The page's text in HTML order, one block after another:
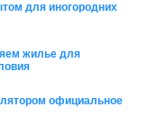
для иногородних
жилье для
официальное